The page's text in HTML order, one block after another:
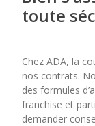
toute
Chez ADA, la
nos contrats.
des formules
franchise et
demander